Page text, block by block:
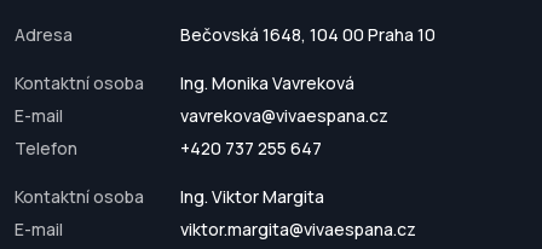
Adresa Bečovská 1648, 104 00 Praha 10
Kontaktní osoba
Ing. Monika Vavreková
E-mail
vavrekova@vivaespana.cz
Telefon
+420 737 255 647
Kontaktní osoba
Ing. Viktor Margita
E-mail
viktor.margita@vivaespana.cz